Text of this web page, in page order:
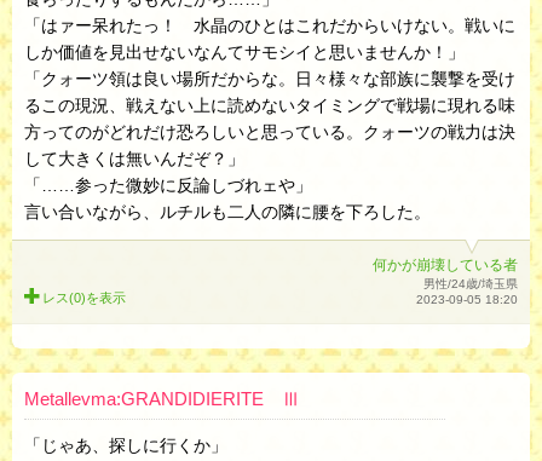
「はァー呆れたっ！ 水晶のひとはこれだからいけない。戦いに
しか価値を見出せないなんてサモシイと思いませんか！」
「クォーツ領は良い場所だからな。日々様々な部族に襲撃を受け
るこの現況、戦えない上に読めないタイミングで戦場に現れる味
方ってのがどれだけ恐ろしいと思っている。クォーツの戦力は決
して大きくは無いんだぞ？」
「……参った微妙に反論しづれェや」
言い合いながら、ルチルも二人の隣に腰を下ろした。
何かが崩壊している者
男性/24歳/埼玉県
2023-09-05 18:20
レス(0)を表示
Metallevma:GRANDIDIERITE Ⅲ
「じゃあ、探しに行くか」